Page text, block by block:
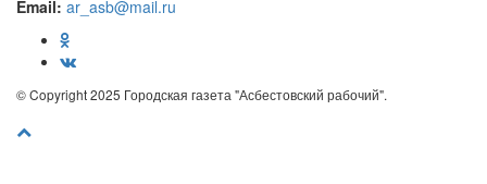
Email: ar_asb@mail.ru
© Copyright 2025 Городская газета "Асбестовский рабочий".